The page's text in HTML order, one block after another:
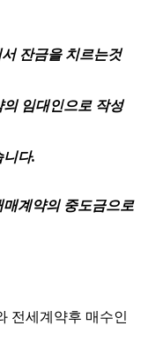
잔금을 치르는것
임대인으로 작성
다.
계약의 중도금으로
전세계약후 매수인